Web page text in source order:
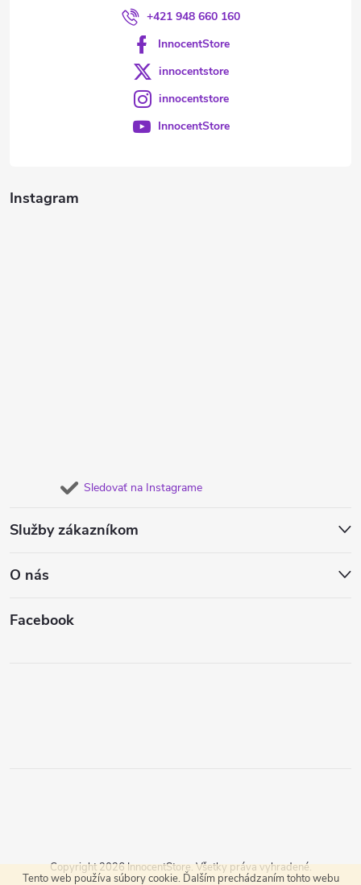
Tento web používa súbory cookie. Ďalším prechádzaním tohto webu
Instagram
Sledovať na Instagrame
Služby zákazníkom
O nás
Facebook
+421 948 660 160
InnocentStore
innocentstore
innocentstore
InnocentStore
Copyright 2026 InnocentStore. Všetky práva vyhradené.